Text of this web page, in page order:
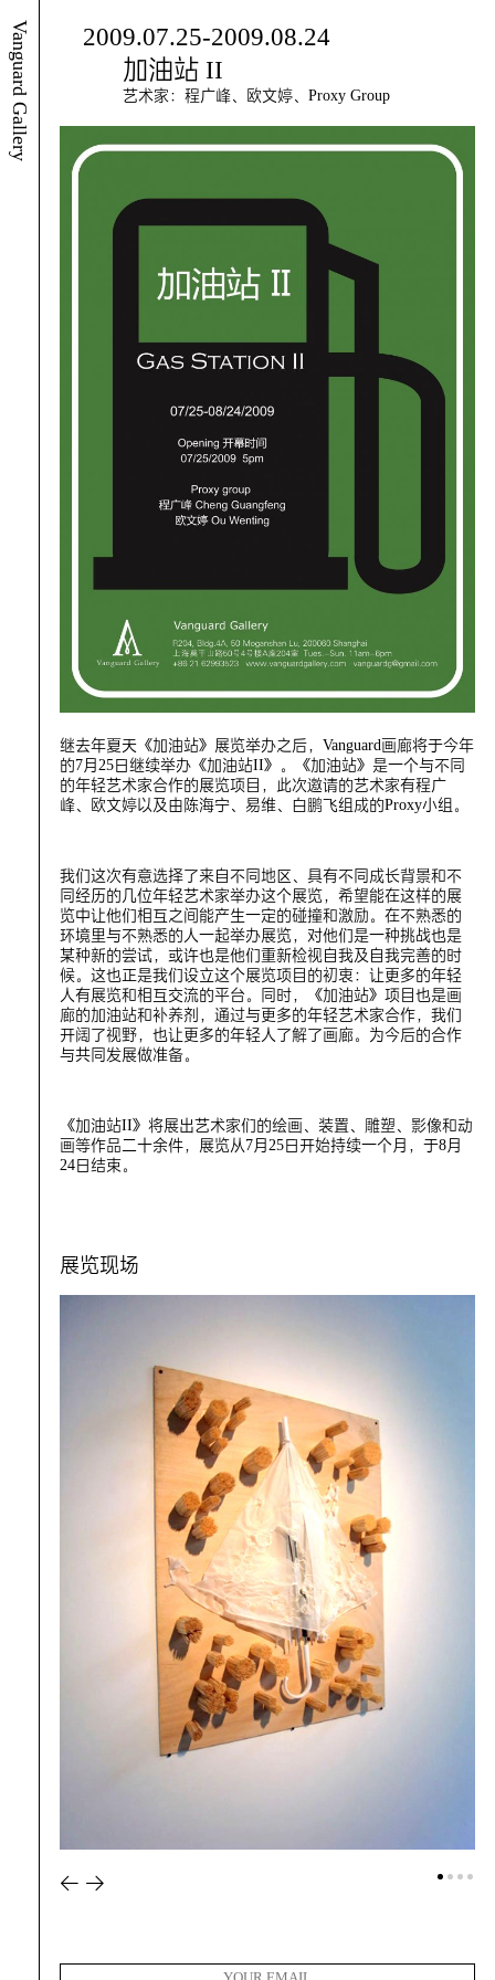
Vanguard Gallery
2009.07.25-2009.08.24
加油站 II
艺术家：程广峰、欧文婷、Proxy Group
继去年夏天《加油站》展览举办之后，Vanguard画廊将于今年
的7月25日继续举办《加油站II》。《加油站》是一个与不同
的年轻艺术家合作的展览项目，此次邀请的艺术家有程广
峰、欧文婷以及由陈海宁、易维、白鹏飞组成的Proxy小组。
我们这次有意选择了来自不同地区、具有不同成长背景和不
同经历的几位年轻艺术家举办这个展览，希望能在这样的展
览中让他们相互之间能产生一定的碰撞和激励。在不熟悉的
环境里与不熟悉的人一起举办展览，对他们是一种挑战也是
某种新的尝试，或许也是他们重新检视自我及自我完善的时
候。这也正是我们设立这个展览项目的初衷：让更多的年轻
人有展览和相互交流的平台。同时，《加油站》项目也是画
廊的加油站和补养剂，通过与更多的年轻艺术家合作，我们
开阔了视野，也让更多的年轻人了解了画廊。为今后的合作
与共同发展做准备。
《加油站II》将展出艺术家们的绘画、装置、雕塑、影像和动
画等作品二十余件，展览从7月25日开始持续一个月，于8月
24日结束。
展览现场